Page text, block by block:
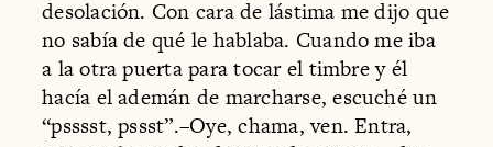
desolación. Con cara de lástima me dijo que
no sabía de qué le hablaba. Cuando me iba
a la otra puerta para tocar el timbre y él
hacía el ademán de marcharse, escuché un
“psssst, pssst”.–Oye, chama, ven. Entra,